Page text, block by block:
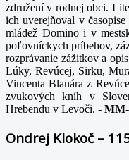
združení v rodnej obci.
ich uverejňoval v
mládež Domino i v
poľovníckych príbehov,
rozprávanie zážitkov a
Lúky, Revúcej, Sirku,
Vincenta Blanára z
zvukových kníh v
Hrebendu v Levoči. - MM-
Ondrej Klokoč –